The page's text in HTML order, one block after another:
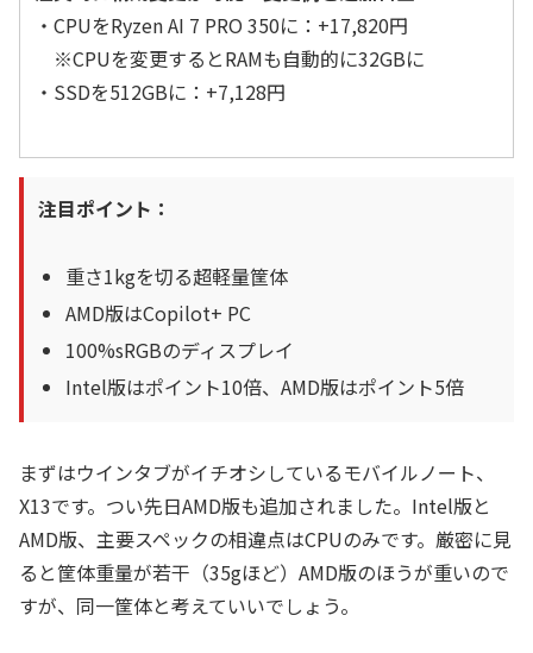
・CPUをRyzen AI 7 PRO 350に：+17,820円
※CPUを変更するとRAMも自動的に32GBに
・SSDを512GBに：+7,128円
注目ポイント：
重さ1kgを切る超軽量筐体
AMD版はCopilot+ PC
100%sRGBのディスプレイ
Intel版はポイント10倍、AMD版はポイント5倍
まずはウインタブがイチオシしているモバイルノート、
X13です。つい先日AMD版も追加されました。Intel版と
AMD版、主要スペックの相違点はCPUのみです。厳密に見
ると筐体重量が若干（35gほど）AMD版のほうが重いので
すが、同一筐体と考えていいでしょう。